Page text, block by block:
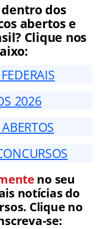
dos
abertos e
Clique nos
2026
no seu
notícias do
Clique no
se: